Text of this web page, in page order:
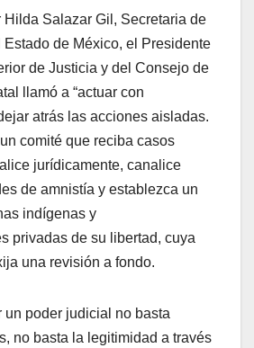
Salazar Gil, Secretaria de
Estado de México, el Presidente
de Justicia y del Consejo de
llamó a “actuar con
atrás las acciones aisladas.
comité que reciba casos
jurídicamente, canalice
de amnistía y establezca un
indígenas y
privadas de su libertad, cuya
una revisión a fondo.
un poder judicial no basta
no basta la legitimidad a través